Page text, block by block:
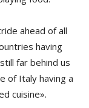
ahead of all
having
far behind us
of Italy having a
cuisine».